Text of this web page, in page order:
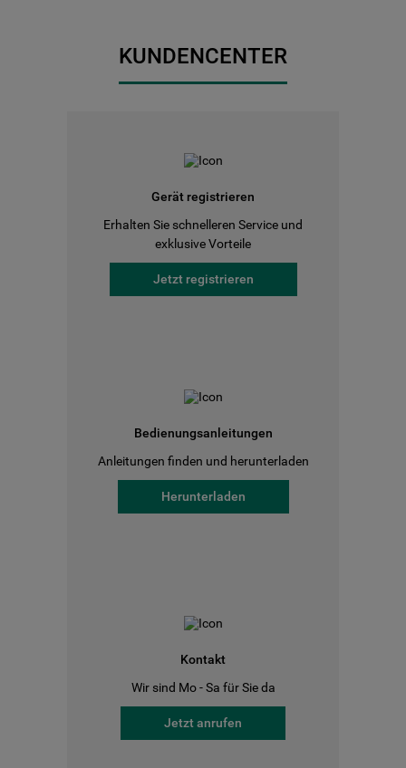
KUNDENCENTER
Gerät registrieren
Erhalten Sie schnelleren Service und
exklusive Vorteile
Jetzt registrieren
Bedienungsanleitungen
Anleitungen finden und herunterladen
Herunterladen
Kontakt
Wir sind Mo - Sa für Sie da
Jetzt anrufen